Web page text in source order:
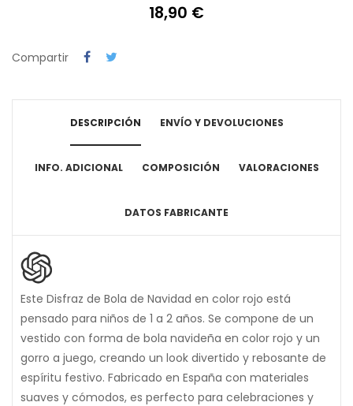
18,90 €
Compartir
DESCRIPCIÓN ENVÍO Y DEVOLUCIONES
INFO. ADICIONAL COMPOSICIÓN VALORACIONES
DATOS FABRICANTE
Este Disfraz de Bola de Navidad en color rojo está
pensado para niños de 1 a 2 años. Se compone de un
vestido con forma de bola navideña en color rojo y un
gorro a juego, creando un look divertido y rebosante de
espíritu festivo. Fabricado en España con materiales
suaves y cómodos, es perfecto para celebraciones y